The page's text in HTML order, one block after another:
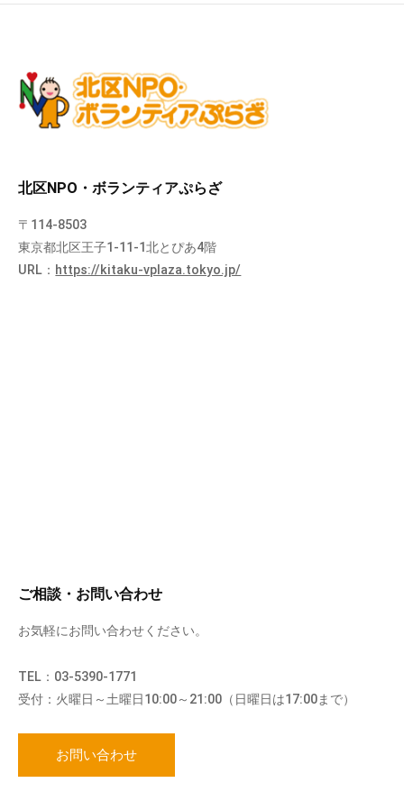
北区NPO・ボランティアぷらざ
〒114-8503
東京都北区王子1-11-1北とぴあ4階
URL： https://kitaku-vplaza.tokyo.jp/
ご相談・お問い合わせ
お気軽にお問い合わせください。
TEL：03-5390-1771
受付：火曜日～土曜日10:00～21:00（日曜日は17:00まで）
お問い合わせ